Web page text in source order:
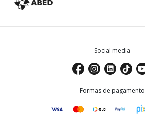
Social media
Formas de pagamento